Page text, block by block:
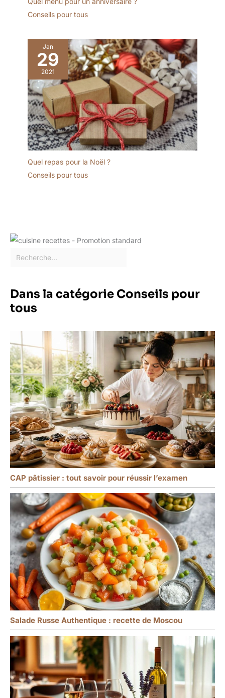
Conseils pour tous
Jan
29
2021
Quel repas pour la Noël ?
Conseils pour tous
Dans la catégorie Conseils pour
tous
CAP pâtissier : tout savoir pour réussir l’examen
Salade Russe Authentique : recette de Moscou